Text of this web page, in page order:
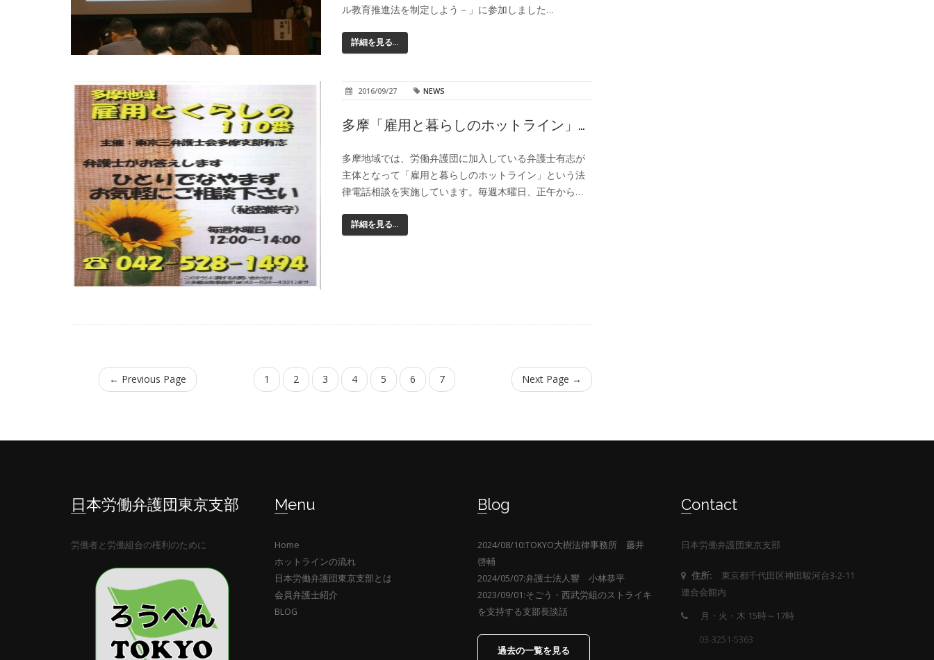
ル教育推進法を制定しよう－」に参加しました…
詳細を見る...
2016/09/27 NEWS
多摩「雇用と暮らしのホットライン」…
多摩地域では、労働弁護団に加入している弁護士有志が
主体となって「雇用と暮らしのホットライン」という法
律電話相談を実施しています。毎週木曜日、正午から…
詳細を見る...
← Previous Page 1 2 3 4 5 6 7 Next Page →
日本労働弁護団東京支部
労働者と労働組合の権利のために
Menu
Home
ホットラインの流れ
日本労働弁護団東京支部とは
会員弁護士紹介
BLOG
Blog
2024/08/10:TOKYO大樹法律事務所 藤井
啓輔
2024/05/07:弁護士法人響 小林恭平
2023/09/01:そごう・西武労組のストライキ
を支持する支部長談話
過去の一覧を見る
Contact
日本労働弁護団東京支部
住所:
東京都千代田区神田駿河台3-2-11
連合会館内
月・火・木 15時～17時
03-3251-5363